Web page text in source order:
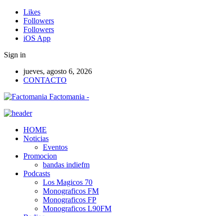
Likes
Followers
Followers
iOS App
Sign in
jueves, agosto 6, 2026
CONTACTO
Factomania -
HOME
Noticias
Eventos
Promocion
bandas indiefm
Podcasts
Los Magicos 70
Monograficos FM
Monograficos FP
Monograficos L90FM